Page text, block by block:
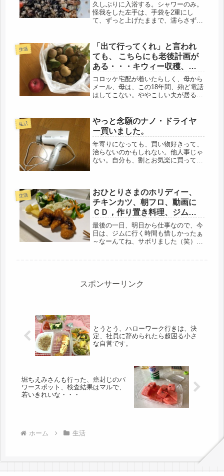
久しぶりに入浴する。シャワーのみ。
怪我をした左手は、手袋を2重にし
て、ずっと上げたままで、濡らさずに
でも、シャワーだけで、十分温まっ
た。もうすぐ5月ですものね。関東で
は、ケ...
生活
「出て行ってくれ」と言われ
ても、 こちらにも老後計画が
ある・・・キウィー収穫、リ
ンゴも買った。
コロッケ宅配が着いたらしく、母から
メール、母は、この18年間、殆ど電話
はしてこない。ややこしい夫が居る
と、「暑いのに、たくさんありがと
う、」「今夜、夕食にいただきます」
「そ...
生活
やっと念願のナノ・ドライヤ
ー買いました。
年寄りになっても、買い物好きって、
治らないのかもしれない。他人事じゃ
ない。自分も、割とお気楽に買ってし
する。大体、見切り発進が多すぎると
思う...
生活
おひとりさまのホリディー、
チキンカツ、朝フロ、動画に
ＣＤ，作り置き料理、ジムは
さぼって、昼寝もした。
最後の一日、明日から仕事なので、今
日は、ジムに行く時間も惜しかったぁ
～なーんてね、サボリました（笑）お
な...
スポンサーリンク
とうとう、ハローワーク行きは、決
定、社員に辞められたら超困る小さ
な自営です。
堀ちえみさんも行った、癌封じのパ
ワースポット、検査結果はマルで、
若いきれいな・・・
ホーム 生活